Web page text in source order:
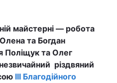
майстерні — робота
та Богдан
Поліщук та Олег
різдвяний
ІІІ Благодійного